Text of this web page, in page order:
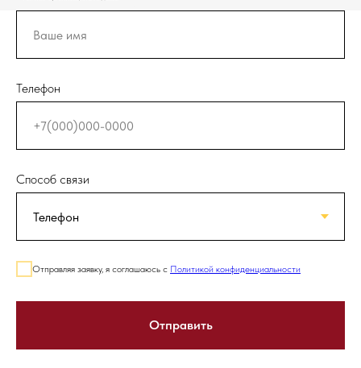
Телефон
Способ связи
Отправляя заявку, я соглашаюсь с Политикой конфиденциальности
Отправить